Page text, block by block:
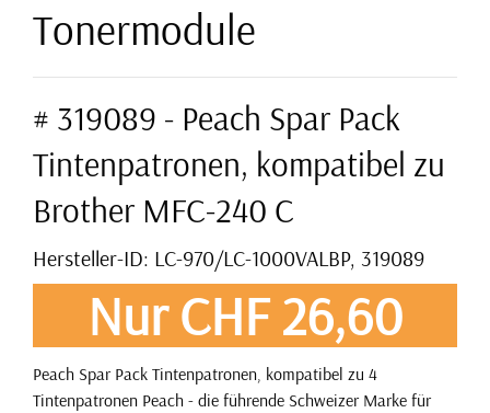
Tonermodule
# 319089 - Peach Spar Pack
Tintenpatronen, kompatibel zu
Brother MFC-240 C
Hersteller-ID: LC-970/LC-1000VALBP, 319089
Nur CHF 26,60
Peach Spar Pack Tintenpatronen, kompatibel zu 4
Tintenpatronen Peach - die führende Schweizer Marke für